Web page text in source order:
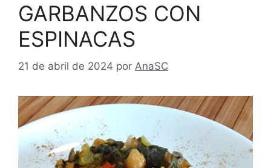
GARBANZOS CON
ESPINACAS
21 de abril de 2024 por AnaSC